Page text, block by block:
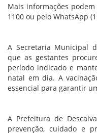
Mais informações
1100 ou pelo WhatsApp
A Secretaria Municipal
que as gestantes
período indicado e
natal em dia. A
essencial para garantir
A Prefeitura de
prevenção, cuidado e